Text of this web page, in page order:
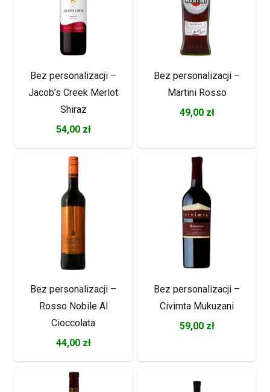
Bez personalizacji –
Jacob’s Creek Merlot
Shiraz
54,00 zł
Bez personalizacji –
Martini Rosso
49,00 zł
Bez personalizacji –
Rosso Nobile Al
Cioccolata
44,00 zł
Bez personalizacji –
Civimta Mukuzani
59,00 zł